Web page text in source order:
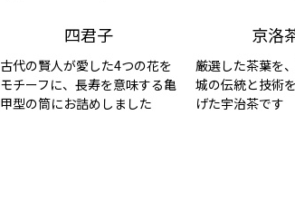
四君子
古代の賢人が愛した4つの花を
モチーフに、長寿を意味する亀
甲型の筒にお詰めしました
京洛
厳選した茶葉を
城の伝統と技術
げた宇治茶です